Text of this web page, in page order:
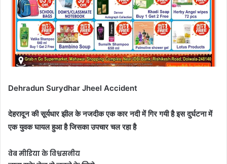
Dehradun Surydhar Jheel Accident
देहरादून की सूर्यधार झील के नजदीक एक कार नदी में गिर गयी है इस दुर्घटना में
एक युवक घायल हुआ है जिसका उपचार चल रहा है
वेब मीडिया के विश्वसनीय